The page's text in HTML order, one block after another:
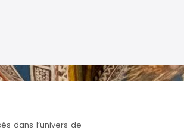
dans l’univers de